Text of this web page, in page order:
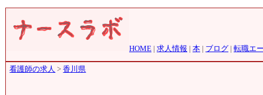
HOME | 求人情報 | 本 | ブログ | 転職エ
看護師の求人 >香川県